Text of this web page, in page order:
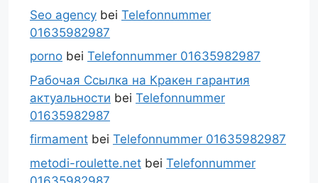
Seo agency bei Telefonnummer
01635982987
porno bei Telefonnummer 01635982987
Рабочая Ссылка на Кракен гарантия
актуальности bei Telefonnummer
01635982987
firmament bei Telefonnummer 01635982987
metodi-roulette.net bei Telefonnummer